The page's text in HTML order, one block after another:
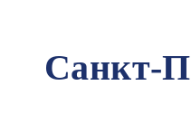
Санкт-